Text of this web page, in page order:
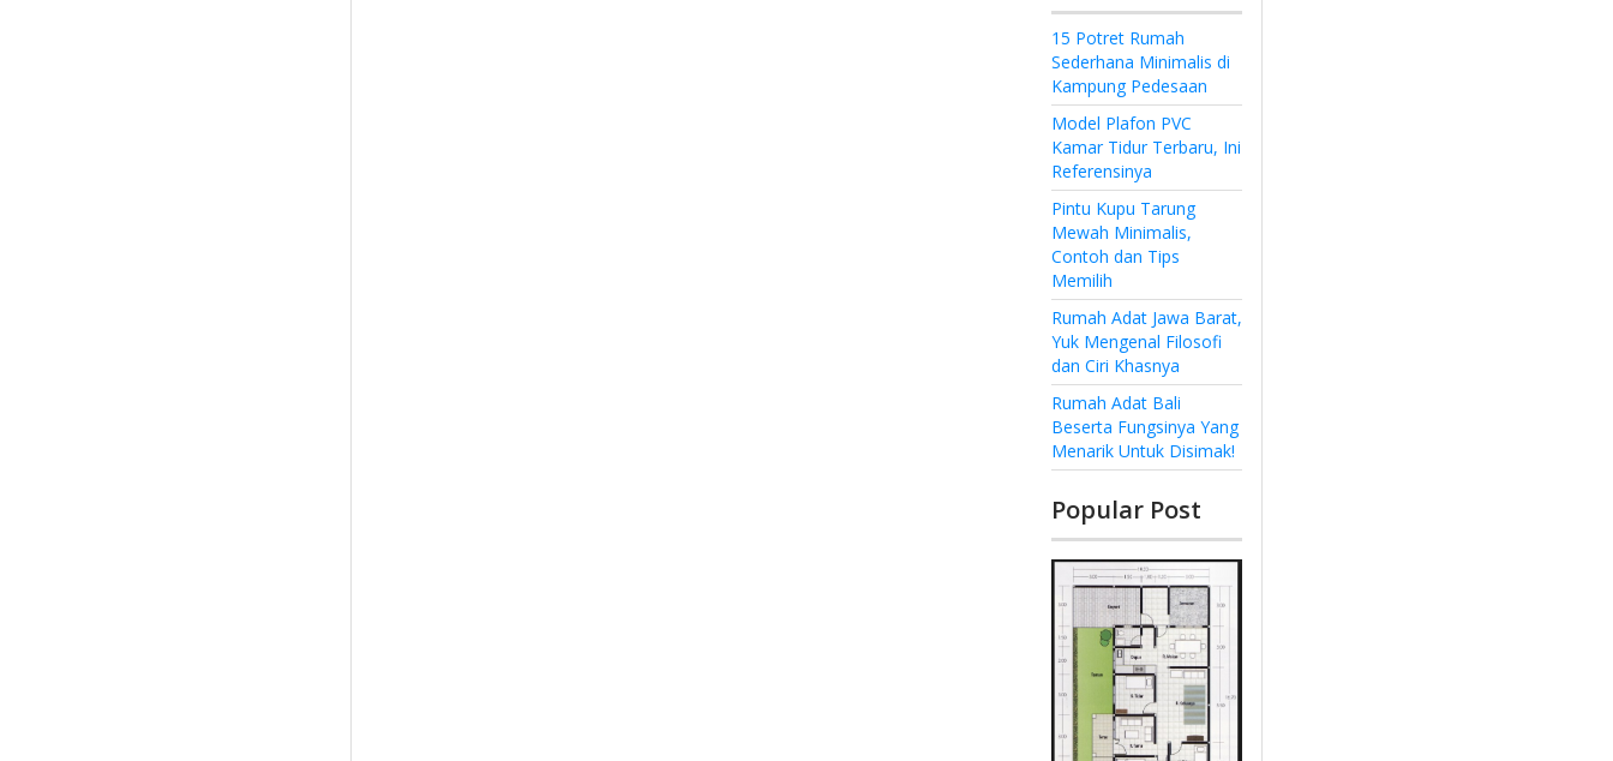
15 Potret Rumah
Sederhana Minimalis di
Kampung Pedesaan
Model Plafon PVC
Kamar Tidur Terbaru, Ini
Referensinya
Pintu Kupu Tarung
Mewah Minimalis,
Contoh dan Tips
Memilih
Rumah Adat Jawa Barat,
Yuk Mengenal Filosofi
dan Ciri Khasnya
Rumah Adat Bali
Beserta Fungsinya Yang
Menarik Untuk Disimak!
Popular Post